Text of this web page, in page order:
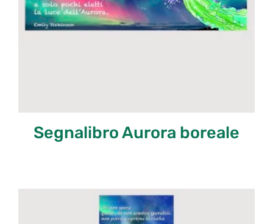
Segnalibro Aurora boreale